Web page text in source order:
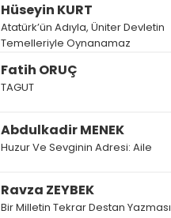
Hüseyin KURT
Atatürk’ün Adıyla, Üniter Devletin
Temelleriyle Oynanamaz
Fatih ORUÇ
TAGUT
Abdulkadir MENEK
Huzur Ve Sevginin Adresi: Aile
Ravza ZEYBEK
Bir Milletin Tekrar Destan Yazması